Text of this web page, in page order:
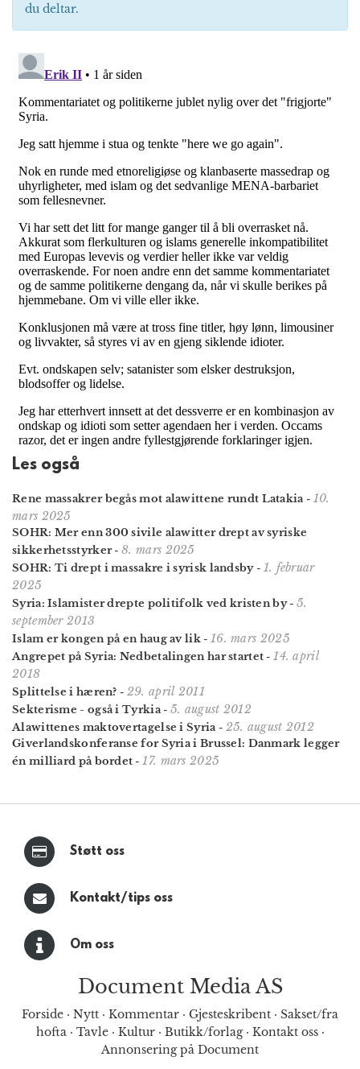
du deltar.
Les også
Rene massakrer begås mot alawittene rundt Latakia - 10.
mars 2025
SOHR: Mer enn 300 sivile alawitter drept av syriske
sikker­hetsstyrker-8. mars 2025
SOHR: Ti drept i massakre i syrisk landsby- 1. februar
2025
Syria: Islamister drepte politifolk ved kristen by- 5.
september 2013
Islam er kongen på en haug av lik- 16. mars 2025
Angrepet på Syria: Nedbetalingen har startet -14. april
2018
Splittelse i hæren? - 29. april 2011
Sekterisme - også i Tyrkia- 5. august 2012
Alawittenes maktovertagelse i Syria - 25. august 2012
Giverlands­konferanse for Syria i Brussel: Danmark legger
én milliard på bordet -17. mars 2025
Støtt oss
Kontakt/tips oss
Om oss
Document Media AS
Forside · Nytt · Kommentar · Gjesteskribent · Sakset/fra
hofta· Tavle· Kultur· Butikk/forlag· Kontakt oss·
Annonsering på Document